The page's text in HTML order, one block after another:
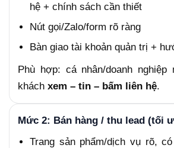
hệ + chính sách cần thiết
Nút gọi/Zalo/form rõ ràng
Bàn giao tài khoản quản trị +
Phù hợp: cá nhân/doanh nghiệp
khách xem – tin – bấm liên hệ.
Mức 2: Bán hàng / thu lead (tối
Trang sản phẩm/dịch vụ rõ,